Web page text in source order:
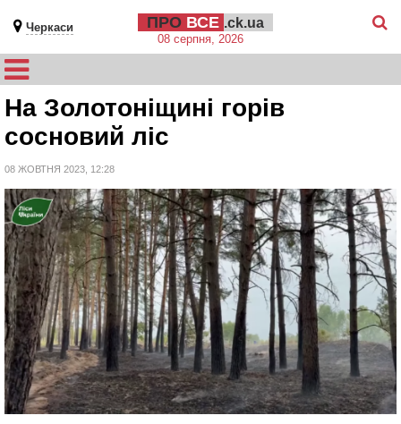
Черкаси ПРО ВСЕ .ck.ua
08 серпня, 2026
На Золотоніщині горів
сосновий ліс
08 ЖОВТНЯ 2023, 12:28